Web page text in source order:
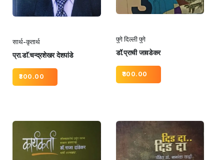
सार्थ-कृतार्थ
प्रा.डाॅ.चन्द्रशेखर देशपांडे
300.00
पुणे दिल्ली पुणे
डॉ.प्राची जावडेकर
300.00